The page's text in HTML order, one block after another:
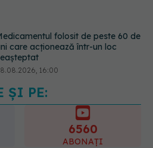
nocturne: semnul ignorat
poate ascunde probleme
de sănătate
20:00
ȘI PE:
6560
ABONAȚI